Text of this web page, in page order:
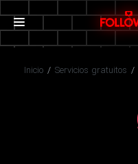
Inicio / Servicios gratuitos /